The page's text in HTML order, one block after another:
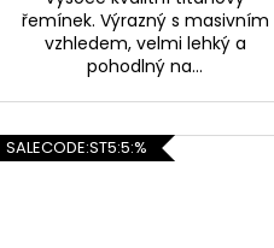
řemínek. Výrazný s masivním
vzhledem, velmi lehký a
pohodlný na...
SALECODE:ST5:5:%